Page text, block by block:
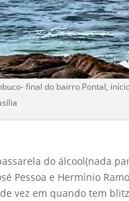
final do bairro Pontal,
do álcool(nada
Pessoa e Hermínio
vez em quando tem